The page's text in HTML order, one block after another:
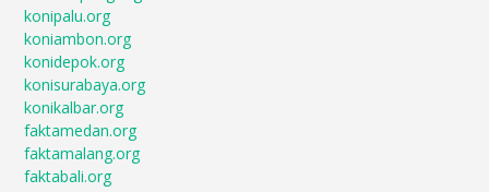
konipalu.org
koniambon.org
konidepok.org
konisurabaya.org
konikalbar.org
faktamedan.org
faktamalang.org
faktabali.org